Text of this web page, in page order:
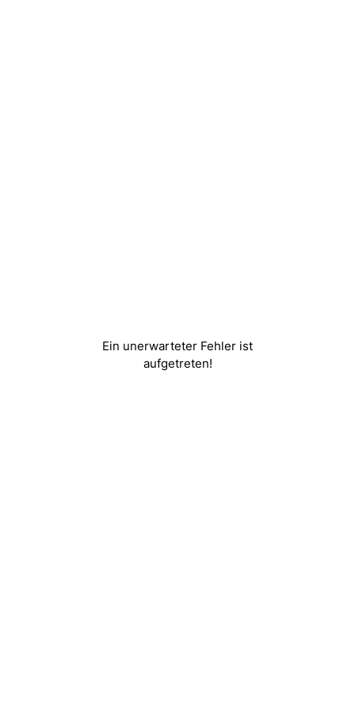
Ein unerwarteter Fehler ist
aufgetreten!